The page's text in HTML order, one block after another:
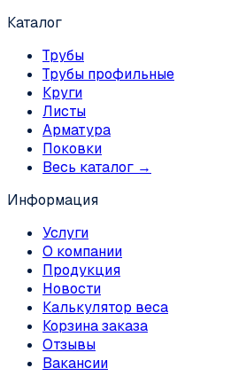
Каталог
Трубы
Трубы профильные
Круги
Листы
Арматура
Поковки
Весь каталог →
Информация
Услуги
О компании
Продукция
Новости
Калькулятор веса
Корзина заказа
Отзывы
Вакансии